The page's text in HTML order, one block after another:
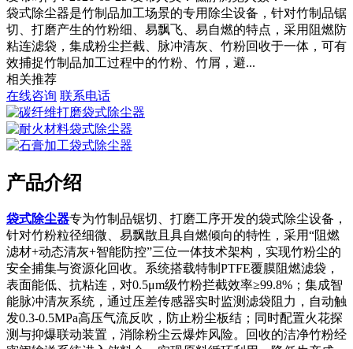
袋式除尘器是竹制品加工场景的专用除尘设备，针对竹制品锯
切、打磨产生的竹粉细、易飘飞、易自燃的特点，采用阻燃防
粘连滤袋，集成粉尘拦截、脉冲清灰、竹粉回收于一体，可有
效捕捉竹制品加工过程中的竹粉、竹屑，避...
相关推荐
在线咨询 联系电话
产品介绍
袋式除尘器专为竹制品锯切、打磨工序开发的袋式除尘设备，
针对竹粉粒径细微、易飘散且具自燃倾向的特性，采用“阻燃
滤材+动态清灰+智能防控”三位一体技术架构，实现竹粉尘的
安全捕集与资源化回收。系统搭载特制PTFE覆膜阻燃滤袋，
表面能低、抗粘连，对0.5μm级竹粉拦截效率≥99.8%；集成智
能脉冲清灰系统，通过压差传感器实时监测滤袋阻力，自动触
发0.3-0.5MPa高压气流反吹，防止粉尘板结；同时配置火花探
测与抑爆联动装置，消除粉尘云爆炸风险。回收的洁净竹粉经